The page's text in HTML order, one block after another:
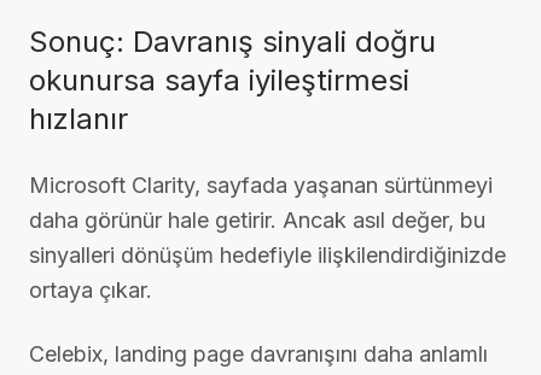
Sonuç: Davranış sinyali doğru
okunursa sayfa iyileştirmesi
hızlanır
Microsoft Clarity, sayfada yaşanan sürtünmeyi
daha görünür hale getirir. Ancak asıl değer, bu
sinyalleri dönüşüm hedefiyle ilişkilendirdiğinizde
ortaya çıkar.
Celebix, landing page davranışını daha anlamlı